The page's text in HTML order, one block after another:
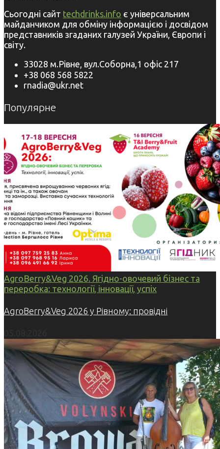
Сьогодні сайт techdrinks.info є універсальним
майданчиком для обміну інформацією і досвідом
представників згаданих галузей України, Європи і
світу.
33028 м.Рівне, вул.Соборна,1 офіс 217
+38 068 568 5822
rnadia@ukr.net
Популярне
AgroBerry&Veg 2026. Ягідно-овочевий бізнес та
переробка: технології, інновації, успіх
AgroBerry&Veg 2026 у Рівному: провідні